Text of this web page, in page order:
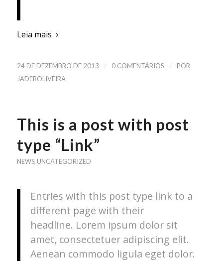
Leia mais
24 DE DEZEMBRO DE 2013 / 0 COMENTÁRIOS /
POR
JADEROLIVEIRA
This is a post with post
type “Link”
NEWS, UNCATEGORIZED
Entries with this post type link to a
different page with their
headline. Lorem ipsum dolor sit
amet, consectetuer adipiscing elit.
Aenean commodo ligula eget dolor.